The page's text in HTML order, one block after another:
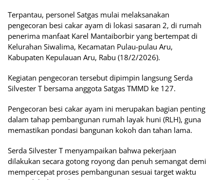
Terpantau, personel Satgas mulai melaksanakan
pengecoran besi cakar ayam di lokasi sasaran 2, di rumah
penerima manfaat Karel Mantaiborbir yang bertempat di
Kelurahan Siwalima, Kecamatan Pulau-pulau Aru,
Kabupaten Kepulauan Aru, Rabu (18/2/2026).
Kegiatan pengecoran tersebut dipimpin langsung Serda
Silvester T bersama anggota Satgas TMMD ke 127.
Pengecoran besi cakar ayam ini merupakan bagian penting
dalam tahap pembangunan rumah layak huni (RLH), guna
memastikan pondasi bangunan kokoh dan tahan lama.
Serda Silvester T menyampaikan bahwa pekerjaan
dilakukan secara gotong royong dan penuh semangat demi
mempercepat proses pembangunan sesuai target waktu